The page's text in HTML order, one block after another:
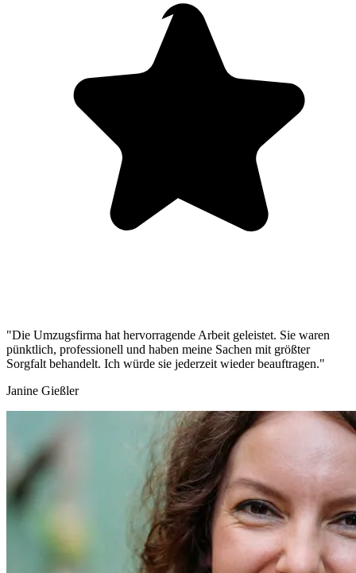
"Die Umzugsfirma hat hervorragende Arbeit geleistet. Sie waren
pünktlich, professionell und haben meine Sachen mit größter
Sorgfalt behandelt. Ich würde sie jederzeit wieder beauftragen."
Janine Gießler